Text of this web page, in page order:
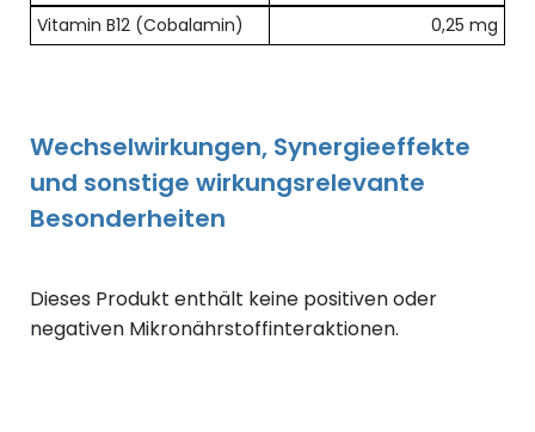
Übersicht der enthaltenen Nährstoffe pro Dosis
Vitamin B12 (Cobalamin)
0,25 mg
Wechselwirkungen, Synergieeffekte
und sonstige wirkungsrelevante
Besonderheiten
Dieses Produkt enthält keine positiven oder
negativen Mikronährstoffinteraktionen.